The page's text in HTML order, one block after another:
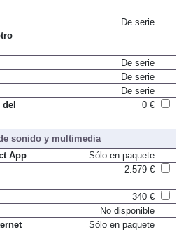
De serie
De serie
De serie
sonido y multimedia
App
Sólo en paquete
340 €
No disponible